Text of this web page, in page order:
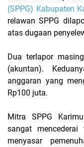
(SPPG) Kabupaten
relawan SPPG
atas dugaan
Dua terlapor
(akuntan).
anggaran yang
Rp100 juta.
Mitra SPPG
sangat
menyasar